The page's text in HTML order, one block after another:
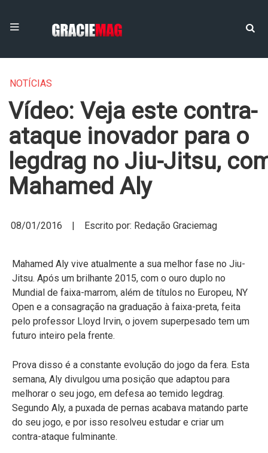
NOTÍCIAS
Vídeo: Veja este contra-
ataque inovador para o
legdrag no Jiu-Jitsu,
Mahamed Aly
08/01/2016 | Escrito por: Redação Graciemag
Mahamed Aly vive atualmente a sua melhor fase no Jiu-
Jitsu. Após um brilhante 2015, com o ouro duplo no
Mundial de faixa-marrom, além de títulos no Europeu, NY
Open e a consagração na graduação à faixa-preta, feita
pelo professor Lloyd Irvin, o jovem superpesado tem um
futuro inteiro pela frente.
Prova disso é a constante evolução do jogo da fera. Esta
semana, Aly divulgou uma posição que adaptou para
melhorar o seu jogo, em defesa ao temido legdrag.
Segundo Aly, a puxada de pernas acabava matando parte
do seu jogo, e por isso resolveu estudar e criar um
contra-ataque fulminante.